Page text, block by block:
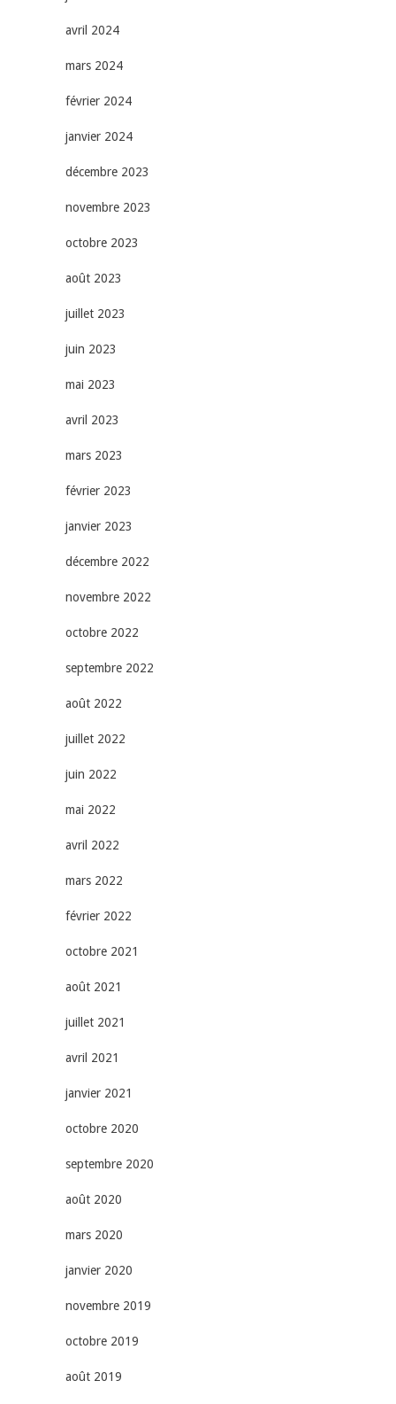
avril 2024
mars 2024
février 2024
janvier 2024
décembre 2023
novembre 2023
octobre 2023
août 2023
juillet 2023
juin 2023
mai 2023
avril 2023
mars 2023
février 2023
janvier 2023
décembre 2022
novembre 2022
octobre 2022
septembre 2022
août 2022
juillet 2022
juin 2022
mai 2022
avril 2022
mars 2022
février 2022
octobre 2021
août 2021
juillet 2021
avril 2021
janvier 2021
octobre 2020
septembre 2020
août 2020
mars 2020
janvier 2020
novembre 2019
octobre 2019
août 2019